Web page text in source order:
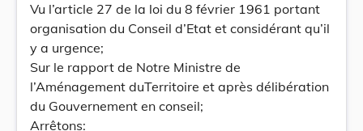
Vu l’article 27 de la loi du 8 février 1961 portant
organisation du Conseil d’Etat et considérant qu’il
y a urgence;
Sur le rapport de Notre Ministre de
l’Aménagement duTerritoire et après délibération
du Gouvernement en conseil;
Arrêtons: